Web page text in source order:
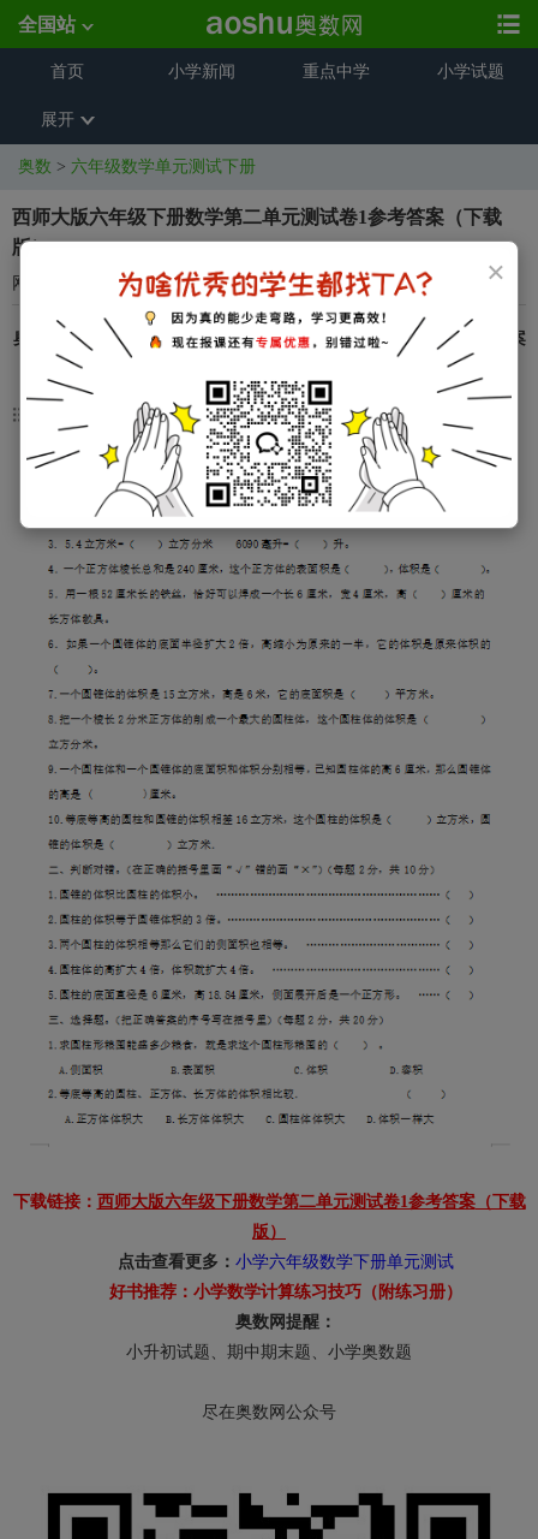
×
全国站
首页 小学新闻 重点中学 小学试题
展开
奥数 > 六年级数学单元测试下册
西师大版六年级下册数学第二单元测试卷1参考答案（下载
版）
网络来源 2024-05-11 18:13:22
奥数网整理了关于
西师大版六年级下册数学第二单元测试卷1参考答案
，希望对同学们有所帮助，仅供参考。
下载链接： 西师大版六年级下册数学第二单元测试卷1参考答案（下载
版）
点击查看更多： 小学六年级数学下册单元测试
好书推荐： 小学数学计算练习技巧（附练习册）
奥数网提醒：
小升初试题、期中期末题、小学奥数题
尽在奥数网公众号